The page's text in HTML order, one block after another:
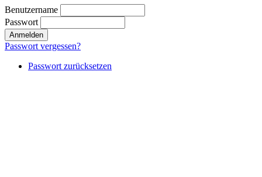
Benutzername
Passwort
Passwort vergessen?
Passwort zurücksetzen